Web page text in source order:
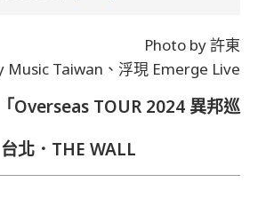
Photo by 許東
Music Taiwan、浮現 Emerge Live
Overseas TOUR 2024 異邦巡
北．THE WALL